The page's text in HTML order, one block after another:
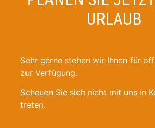
URLAUB
Sehr gerne stehen wir Ihnen für
zur Verfügung.
Scheuen Sie sich nicht mit uns in
treten.